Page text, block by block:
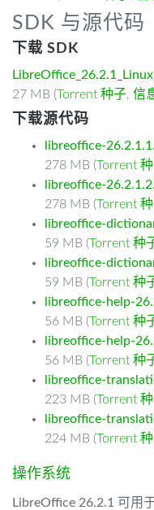
SDK 与源代码
下载 SDK
27 MB (Torrent 种子, 信
下载源代码
libreoffice-
278 MB (Torrent
libreoffice-
278 MB (Torrent
libreoffice-
59 MB (Torrent 种
libreoffice-
59 MB (Torrent 种
libreoffice-help-
56 MB (Torrent 种
libreoffice-help-
56 MB (Torrent 种
libreoffice-
223 MB (Torrent
libreoffice-
224 MB (Torrent
操作系统
LibreOffice 26.2.1 可用